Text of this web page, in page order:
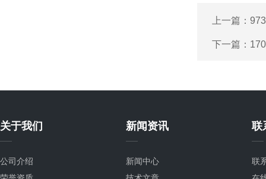
上一篇：
下一篇：
关于我们
公司介绍
新闻资讯
新闻中心
联
联